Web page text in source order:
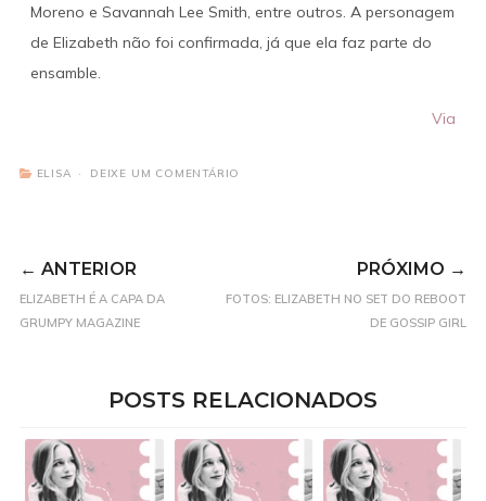
Moreno e Savannah Lee Smith, entre outros. A personagem
de Elizabeth não foi confirmada, já que ela faz parte do
ensamble.
Via
ELISA DEIXE UM COMENTÁRIO
← ANTERIOR
ELIZABETH É A CAPA DA
GRUMPY MAGAZINE
PRÓXIMO →
FOTOS: ELIZABETH NO SET DO REBOOT
DE GOSSIP GIRL
POSTS RELACIONADOS